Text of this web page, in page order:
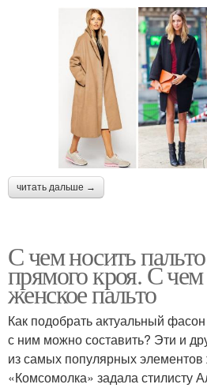
читать дальше →
С чем носить
прямого кроя. С
женское пальто
Как подобрать актуальный
с ним можно составить? Эти и
из самых популярных элементов
«Комсомолка» задала стилисту